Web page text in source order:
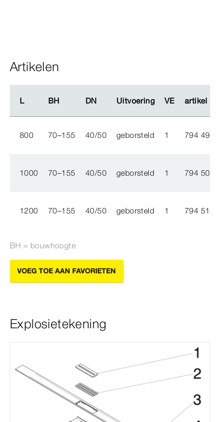
Artikelen
L BH DN Uitvoering VE artikel
L BH DN Uitvoering VE artikel
800 70–155 40/50 geborsteld 1 794 491
1000 70–155 40/50 geborsteld 1 794 507
1200 70–155 40/50 geborsteld 1 794 514
BH = bouwhoogte
VOEG TOE AAN FAVORIETEN
Explosietekening